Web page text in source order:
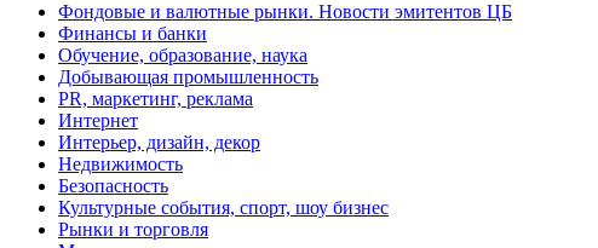
Фондовые и валютные рынки. Новости эмитентов ЦБ
Финансы и банки
Обучение, образование, наука
Добывающая промышленность
PR, маркетинг, реклама
Интернет
Интерьер, дизайн, декор
Недвижимость
Безопасность
Культурные события, спорт, шоу бизнес
Рынки и торговля